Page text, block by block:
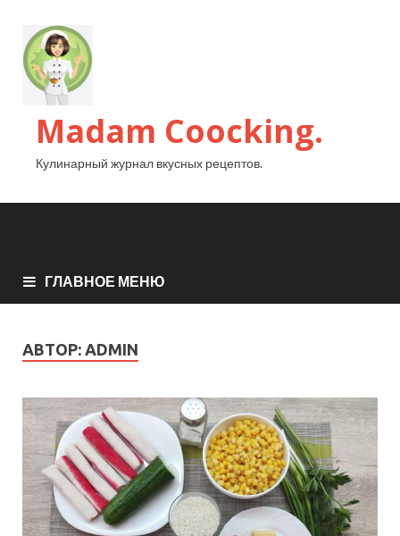
Madam Coocking.
Кулинарный журнал вкусных рецептов.
ГЛАВНОЕ МЕНЮ
АВТОР: ADMIN